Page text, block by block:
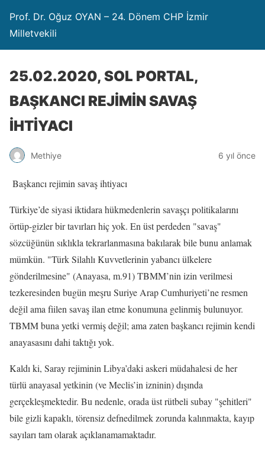
Prof. Dr. Oğuz OYAN – 24. Dönem CHP İzmir
Milletvekili
25.02.2020, SOL PORTAL,
BAŞKANCI REJİMİN SAVAŞ
İHTİYACI
Methiye 6 yıl önce
Başkancı rejimin savaş ihtiyacı
Türkiye’de siyasi iktidara hükmedenlerin savaşçı politikalarını
örtüp-gizler bir tavırları hiç yok. En üst perdeden "savaş"
sözcüğünün sıklıkla tekrarlanmasına bakılarak bile bunu anlamak
mümkün. "Türk Silahlı Kuvvetlerinin yabancı ülkelere
gönderilmesine" (Anayasa, m.91) TBMM’nin izin verilmesi
tezkeresinden bugün meşru Suriye Arap Cumhuriyeti’ne resmen
değil ama fiilen savaş ilan etme konumuna gelinmiş bulunuyor.
TBMM buna yetki vermiş değil; ama zaten başkancı rejimin kendi
anayasasını dahi taktığı yok.
Kaldı ki, Saray rejiminin Libya’daki askeri müdahalesi de her
türlü anayasal yetkinin (ve Meclis’in izninin) dışında
gerçekleşmektedir. Bu nedenle, orada üst rütbeli subay "şehitleri"
bile gizli kapaklı, törensiz defnedilmek zorunda kalınmakta, kayıp
sayıları tam olarak açıklanamamaktadır.